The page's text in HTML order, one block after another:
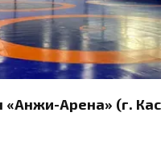
«Анжи-Арена» (г.